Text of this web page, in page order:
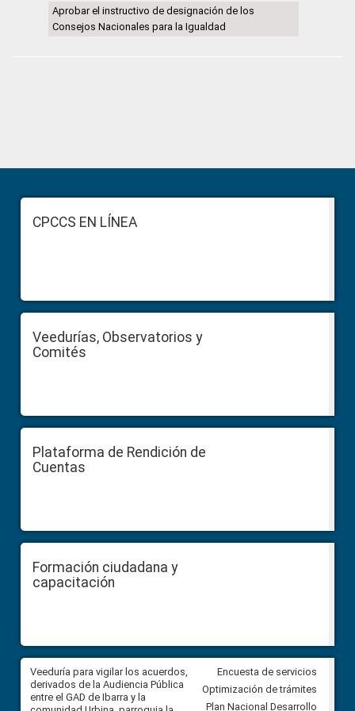
Aprobar el instructivo de designación de los
Consejos Nacionales para la Igualdad
Sidebar
FooterCPCCS EN LÍNEA
Veedurías, Observatorios y
Comités
Plataforma de Rendición de
Cuentas
Formación ciudadana y
capacitación
Veeduría para vigilar los acuerdos,
derivados de la Audiencia Pública
entre el GAD de Ibarra y la
CPCCS convoca a Veeduría
Ciudadana para vigilar el
Encuesta de servicios
Optimización de trámites
Plan Nacional Desarrollo